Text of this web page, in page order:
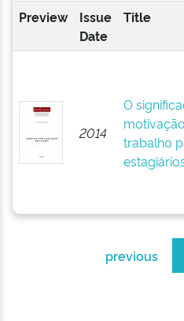
Preview
Issue
Date
Title
2014
O
trabalho
previous